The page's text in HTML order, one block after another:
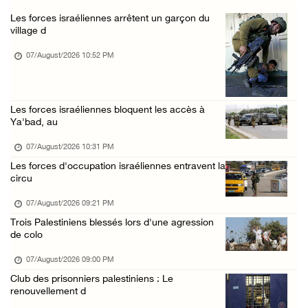
Nouvelle attaque de colons à Ramallah : une ...
Nouvelles incursions à Bethléem et Tubas : d ...
07/August/2026 08:54 AM
Les forces israéliennes arrêtent un garçon du
village d
07/August/2026 10:52 PM
Les forces israéliennes bloquent les accès à
Ya'bad, au
07/August/2026 10:31 PM
Les forces d'occupation israéliennes entravent la
circu
07/August/2026 09:21 PM
Trois Palestiniens blessés lors d'une agression
de colo
07/August/2026 09:00 PM
Club des prisonniers palestiniens : Le
renouvellement d